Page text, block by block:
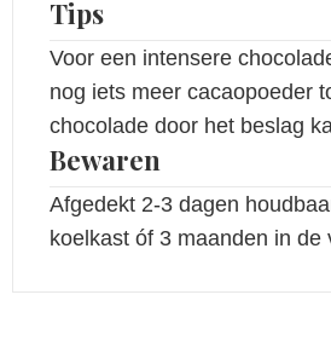
Tips
Voor een intensere
nog iets meer cacaopoeder
chocolade door het beslag
Bewaren
Afgedekt 2-3 dagen
koelkast óf 3 maanden in de